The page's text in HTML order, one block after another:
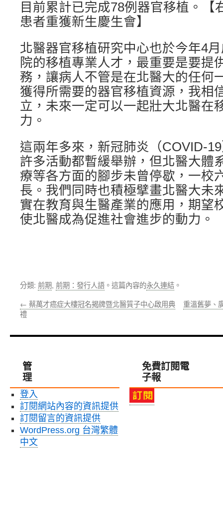
目前累計已完成78例器官移植。【
患者重獲新生慶生會】
北醫器官移植研究中心也於今年4
院的移植專業人才，最重要是要提
務，讓病人不管是在北醫大的任何
獲得所需要的器官移植資源，我相
立，未來一定可以一起壯大北醫在
力。
這兩年多來，新冠肺炎（COVID-
許多活動都暫緩舉辦，但北醫大體
療等各方面的腳步未曾停歇，一校
長。我們同時也積極擘畫北醫大未
實在教育與生醫產業的應用，期望
使北醫成為促進社會進步的動力。
分類: 前期, 前期：發行人語 。這篇內容的永久連結 。
← 蔡萬才癌症大樓冠名揭牌暨北醫質子中心啟用典
禮
重溫舊夢、
管
理
登入
訂閱網站內容的資訊提供
訂閱留言的資訊提供
WordPress.org 台灣繁體
中文
免費訂閱電
子報